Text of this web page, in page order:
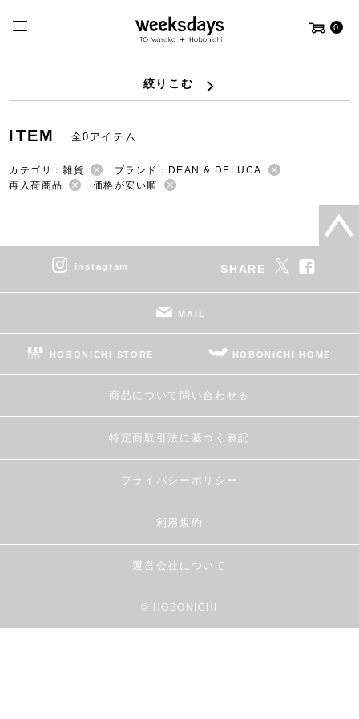
0
絞りこむ
ITEM 全0アイテム
カテゴリ：雑貨
ブランド：DEAN & DELUCA
再入荷商品
価格が安い順
instagram SHARE
MAIL
HOBONICHI STORE HOBONICHI HOME
商品について問い合わせる
特定商取引法に基づく表記
プライバシーポリシー
利用規約
運営会社について
© HOBONICHI